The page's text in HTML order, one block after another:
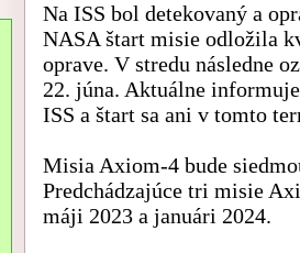
Na ISS bol detekovaný a
NASA štart misie odložila
oprave. V stredu následne
22. júna. Aktuálne
ISS a štart sa ani v tomto
Misia Axiom-4 bude
Predchádzajúce tri misie
máji 2023 a januári 2024.